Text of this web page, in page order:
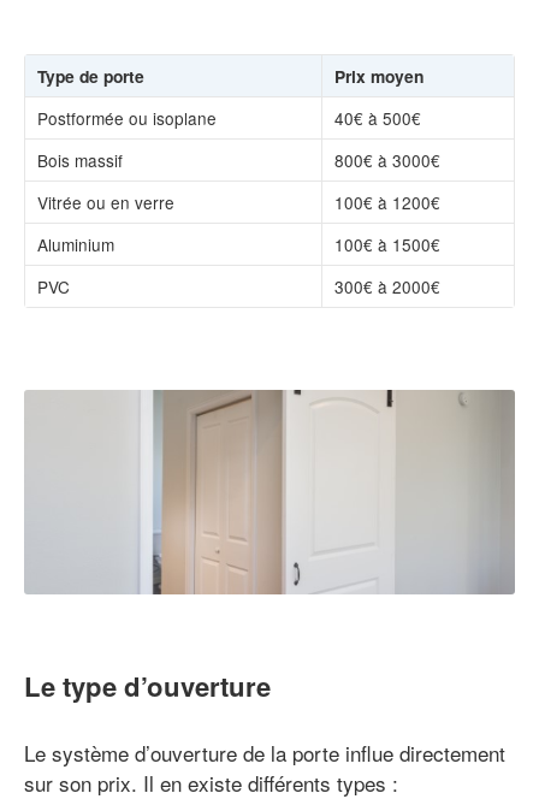
Type de porte
Prix moyen
Postformée ou isoplane
40€ à 500€
Bois massif
800€ à 3000€
Vitrée ou en verre
100€ à 1200€
Aluminium
100€ à 1500€
PVC
300€ à 2000€
Le type d’ouverture
Le système d’ouverture de la porte influe directement
sur son prix. Il en existe différents types :